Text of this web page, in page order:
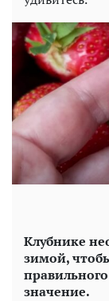
Клубнике
зимой,
значение.